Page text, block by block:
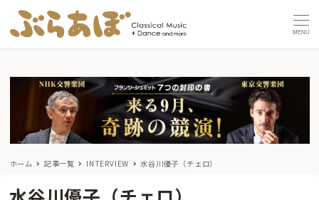
MENU
ホーム 記事一覧 INTERVIEW 水谷川優子（チェロ）